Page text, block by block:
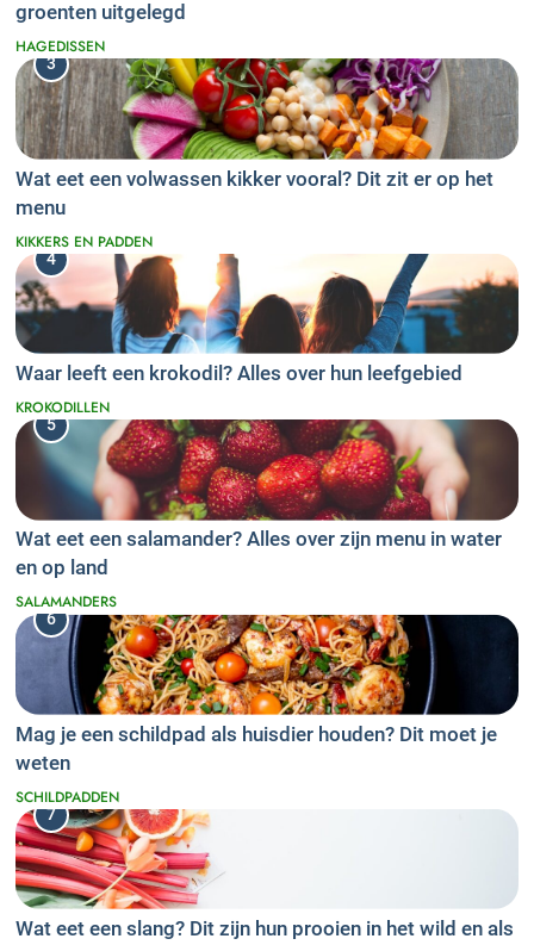
groenten uitgelegd
HAGEDISSEN
3
Wat eet een volwassen kikker vooral? Dit zit er op het
menu
KIKKERS EN PADDEN
4
Waar leeft een krokodil? Alles over hun leefgebied
KROKODILLEN
5
Wat eet een salamander? Alles over zijn menu in water
en op land
SALAMANDERS
6
Mag je een schildpad als huisdier houden? Dit moet je
weten
SCHILDPADDEN
7
Wat eet een slang? Dit zijn hun prooien in het wild en als